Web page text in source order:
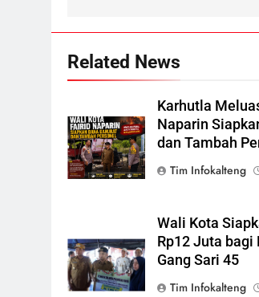
Related News
Karhutla
Naparin
dan Tambah
Tim Infokalteng
Wali Kota
Rp12 Juta bagi
Gang Sari 45
Tim Infokalteng
Selama 7 Hari
ECONOMY
7
Distribusi BBM
Pertamina
SPBU Sampit
ECONOMY
8
Ketua dan
Dana Hibah
HUKUM DAN
1
Orangutan
Kota